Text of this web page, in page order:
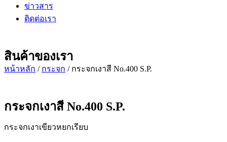
ข่าวสาร
ติดต่อเรา
สินค้าของเรา
หน้าหลัก / กระจก / กระจกเงาสี No.400 S.P.
กระจกเงาสี No.400 S.P.
กระจกเงาเขียวหยกเรียบ